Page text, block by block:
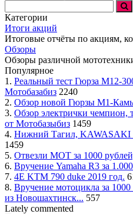
Категории
Итоги акций
Итоговые отчёты по акциям,
Обзоры
Обзоры различной
Популярное
1. Реальный тест Гюрза М12-
Мотобазабиз 2240
2. Обзор новой Гюрзы М1-
3. Обзор электрички чемпион,
от Мотобазыбиз 1459
4. Нижний Тагил, KAWASAKI
1459
5. Отвезли МОТ за 1000
6. Вручение Yamaha R3 за
7. 4Е KTM 790 duke 2019 год.
8. Вручение мотоцикла за
из Новошахтинск... 557
Lately commented